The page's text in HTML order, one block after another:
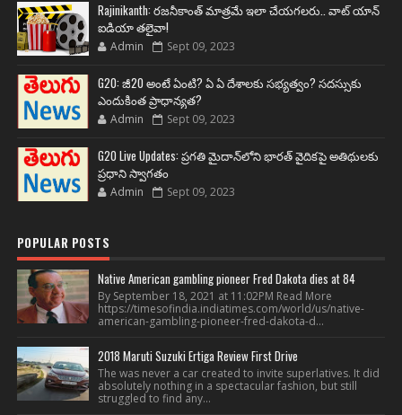
Rajinikanth: రజనీకాంత్ మాత్రమే ఇలా చేయగలరు.. వాట్ యాన్
ఐడియా తలైవా!
Admin Sept 09, 2023
G20: జీ20 అంటే ఏంటి? ఏ ఏ దేశాలకు సభ్యత్వం? సదస్సుకు
ఎందుకింత ప్రాధాన్యత?
Admin Sept 09, 2023
G20 Live Updates: ప్రగతి మైదాన్‌లోని భారత్ వైదికపై అతిథులకు
ప్రధాని స్వాగతం
Admin Sept 09, 2023
POPULAR POSTS
Native American gambling pioneer Fred Dakota dies at 84
By September 18, 2021 at 11:02PM Read More
https://timesofindia.indiatimes.com/world/us/native-
american-gambling-pioneer-fred-dakota-d...
2018 Maruti Suzuki Ertiga Review First Drive
The was never a car created to invite superlatives. It did
absolutely nothing in a spectacular fashion, but still
struggled to find any...